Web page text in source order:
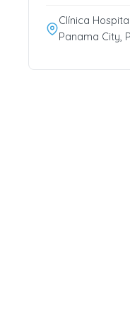
Clínica
Panama City,